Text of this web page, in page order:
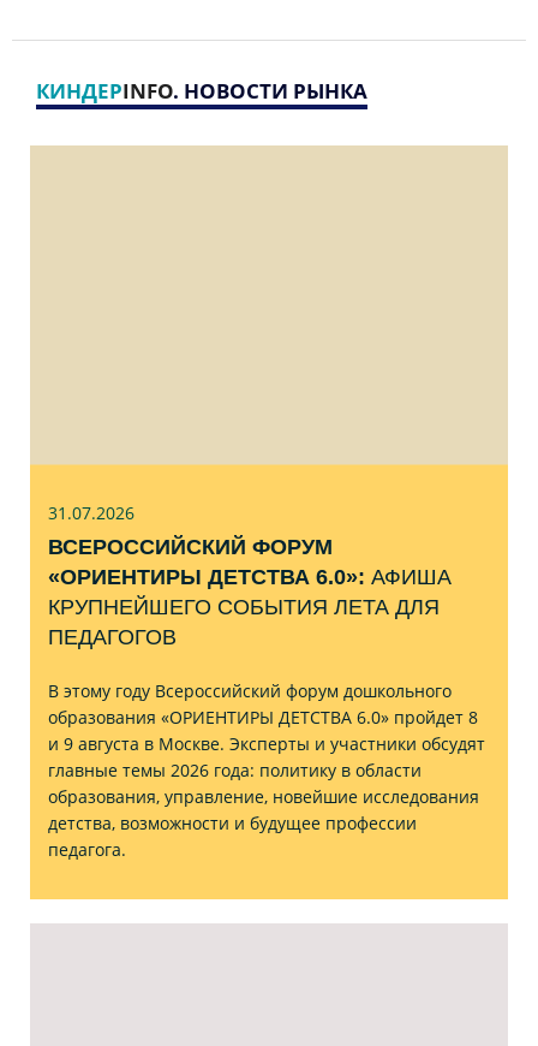
КИНДЕРINFO. НОВОСТИ РЫНКА
31.07.2026
ВСЕРОССИЙСКИЙ ФОРУМ
«ОРИЕНТИРЫ ДЕТСТВА 6.0»: АФИША
КРУПНЕЙШЕГО СОБЫТИЯ ЛЕТА ДЛЯ
ПЕДАГОГОВ
В этому году Всероссийский форум дошкольного
образования «ОРИЕНТИРЫ ДЕТСТВА 6.0» пройдет 8
и 9 августа в Москве. Эксперты и участники обсудят
главные темы 2026 года: политику в области
образования, управление, новейшие исследования
детства, возможности и будущее профессии
педагога.